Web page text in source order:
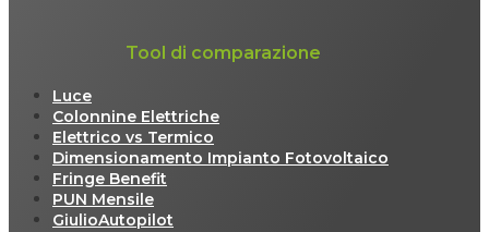
Tool di comparazione
Luce
Colonnine Elettriche
Elettrico vs Termico
Dimensionamento Impianto Fotovoltaico
Fringe Benefit
PUN Mensile
GiulioAutopilot